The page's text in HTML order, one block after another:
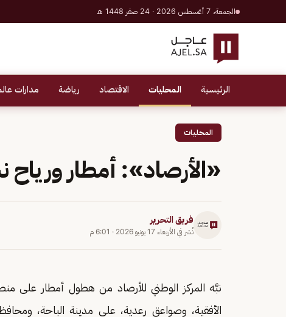
الجمعة، 7 أغسطس 2026 · 24 صفر 1448 هـ
الرئيسية المحليات الاقتصاد رياضة مدارات
المحليات
«الأرصاد»: أمطار
فريق التحرير
نُشر في الأربعاء 17 يونيو 2026 · 6:01 م
نبَّه المركز الوطني للأرصاد من هطول أمطار على
الأفقية، وصواعق رعدية، على مدينة الباحة،